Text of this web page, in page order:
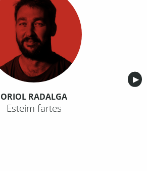
▶︎
ORIOL RADALGA
Esteim fartes